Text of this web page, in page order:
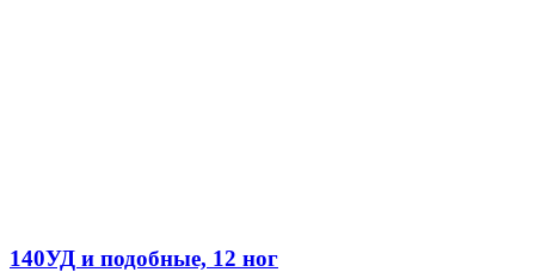
140УД и подобные, 12 ног